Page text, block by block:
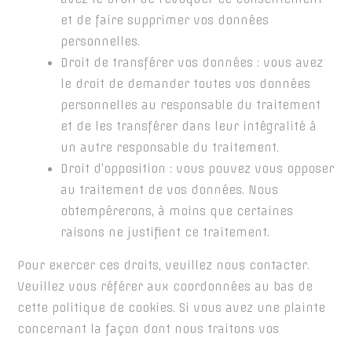
et de faire supprimer vos données
personnelles.
Droit de transférer vos données : vous avez
le droit de demander toutes vos données
personnelles au responsable du traitement
et de les transférer dans leur intégralité à
un autre responsable du traitement.
Droit d’opposition : vous pouvez vous opposer
au traitement de vos données. Nous
obtempérerons, à moins que certaines
raisons ne justifient ce traitement.
Pour exercer ces droits, veuillez nous contacter.
Veuillez vous référer aux coordonnées au bas de
cette politique de cookies. Si vous avez une plainte
concernant la façon dont nous traitons vos